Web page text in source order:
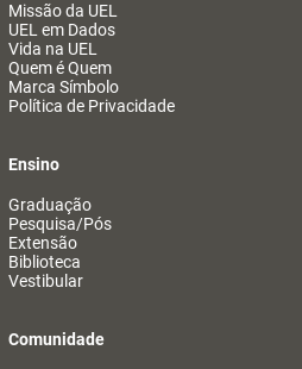
Missão da UEL
UEL em Dados
Vida na UEL
Quem é Quem
Marca Símbolo
Política de Privacidade
Ensino
Graduação
Pesquisa/Pós
Extensão
Biblioteca
Vestibular
Comunidade